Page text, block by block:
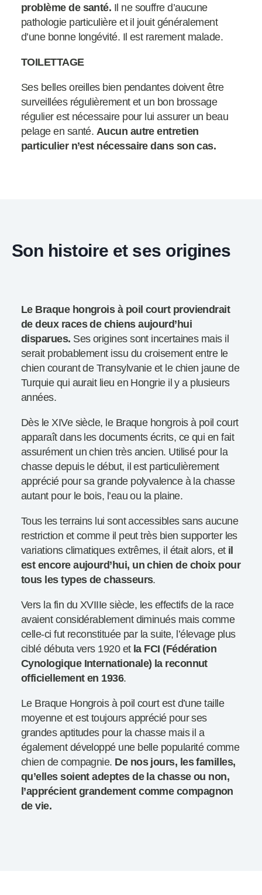
problème de santé. Il ne souffre d’aucune
pathologie particulière et il jouit généralement
d’une bonne longévité. Il est rarement malade.
TOILETTAGE
Ses belles oreilles bien pendantes doivent être
surveillées régulièrement et un bon brossage
régulier est nécessaire pour lui assurer un beau
pelage en santé. Aucun autre entretien
particulier n’est nécessaire dans son cas.
Son histoire et ses origines
Le Braque hongrois à poil court proviendrait
de deux races de chiens aujourd’hui
disparues. Ses origines sont incertaines mais il
serait probablement issu du croisement entre le
chien courant de Transylvanie et le chien jaune de
Turquie qui aurait lieu en Hongrie il y a plusieurs
années.
Dès le XIVe siècle, le Braque hongrois à poil court
apparaît dans les documents écrits, ce qui en fait
assurément un chien très ancien. Utilisé pour la
chasse depuis le début, il est particulièrement
apprécié pour sa grande polyvalence à la chasse
autant pour le bois, l’eau ou la plaine.
Tous les terrains lui sont accessibles sans aucune
restriction et comme il peut très bien supporter les
variations climatiques extrêmes, il était alors, et il
est encore aujourd’hui, un chien de choix pour
tous les types de chasseurs.
Vers la fin du XVIIIe siècle, les effectifs de la race
avaient considérablement diminués mais comme
celle-ci fut reconstituée par la suite, l’élevage plus
ciblé débuta vers 1920 et la FCI (Fédération
Cynologique Internationale) la reconnut
officiellement en 1936.
Le Braque Hongrois à poil court est d’une taille
moyenne et est toujours apprécié pour ses
grandes aptitudes pour la chasse mais il a
également développé une belle popularité comme
chien de compagnie. De nos jours, les familles,
qu’elles soient adeptes de la chasse ou non,
l’apprécient grandement comme compagnon
de vie.